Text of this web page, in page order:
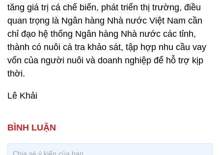
tăng giá trị cá chế biến, phát triển thị trường, điều
quan trọng là Ngân hàng Nhà nước Việt Nam cần
chỉ đạo hệ thống Ngân hàng Nhà nước các tỉnh,
thành có nuôi cá tra khảo sát, tập hợp nhu cầu vay
vốn của người nuôi và doanh nghiệp để hỗ trợ kịp
thời.
Lê Khải